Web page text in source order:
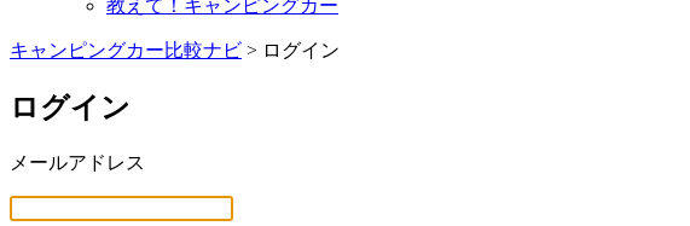
教えて！キャンピングカー
キャンピングカー比較ナビ > ログイン
ログイン
メールアドレス